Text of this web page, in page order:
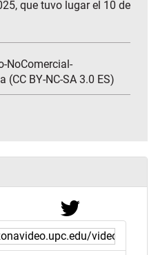
que tuvo lugar el 10 de
NoComercial-
BY-NC-SA 3.0 ES)